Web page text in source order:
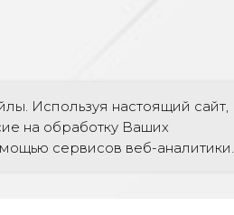
Используя настоящий сайт,
на обработку Ваших
сервисов веб-аналитики.